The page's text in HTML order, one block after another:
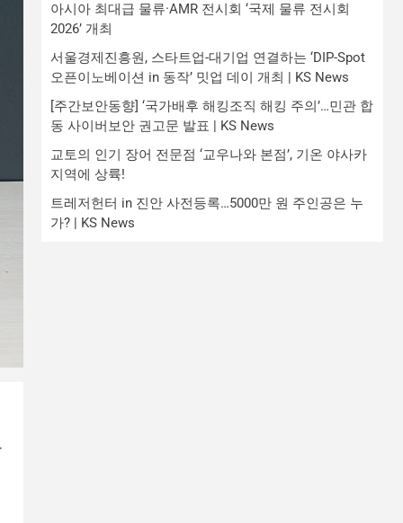
아시아 최대급 물류·AMR 전시회 ‘국제 물류 전시회
2026’ 개최
서울경제진흥원, 스타트업-대기업 연결하는 ‘DIP-Spot
오픈이노베이션 in 동작’ 밋업 데이 개최 | KS News
[주간보안동향] ‘국가배후 해킹조직 해킹 주의’…민관 합
동 사이버보안 권고문 발표 | KS News
교토의 인기 장어 전문점 ‘교우나와 본점’, 기온 야사카
지역에 상륙!
트레저헌터 in 진안 사전등록…5000만 원 주인공은 누
가? | KS News